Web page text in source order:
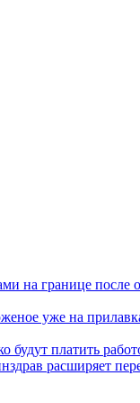
на границе после
уже на
платить
расширяет